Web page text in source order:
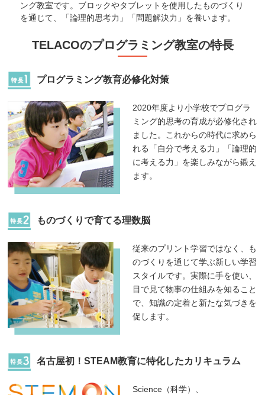
ング教室です。ブロックやタブレットを使用したものづくり
を通じて、「論理的思考力」「問題解決力」を養います。
TELACOのプログラミング教室の特長
プログラミング教育必修化対策
2020年度より小学校でプログラ
ミング的思考の育成が必修化され
ました。これからの時代に求めら
れる「自分で考える力」「論理的
に考える力」を楽しみながら鍛え
ます。
ものづくりで育てる理数脳
従来のプリント学習ではなく、も
のづくりを通じて学ぶ新しい学習
スタイルです。実際に手を使い、
目で見て物事の仕組みを知ること
で、知識の定着と新たな気づきを
促します。
名古屋初！STEAM教育に特化したカリキュラム
Science（科学）、